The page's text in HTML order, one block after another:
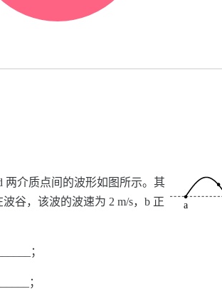
两介质点间的波形如图所示。其
谷，该波的波速为 2 m/s，b 正
；
；